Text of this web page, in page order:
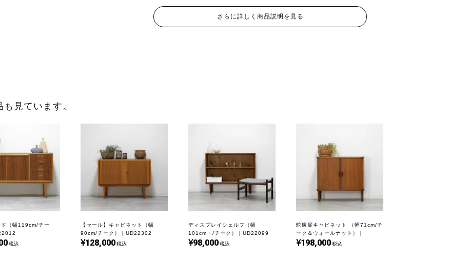
さらに詳しく商品説明を見る
見ています。
ド（幅119cm/チー
税込
【セール】キャビネット（幅
90cm/チーク）｜UD22302
128,000税込
ディスプレイシェルフ（幅
101cm・/チーク）｜UD22099
98,000税込
蛇腹扉キャビネット （幅71cm/チ
ーク＆ウォールナット）｜
UD22278
198,000税込